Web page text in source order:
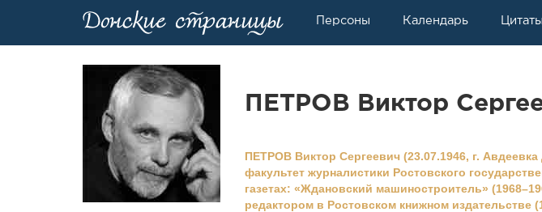
Персоны Календарь Цитаты
ПЕТРОВ Виктор
ПЕТРОВ Виктор Сергеевич (23.07.1946, г.
факультет журналистики Ростовского
газетах: «Ждановский машиностроитель»
редактором в Ростовском книжном издательстве